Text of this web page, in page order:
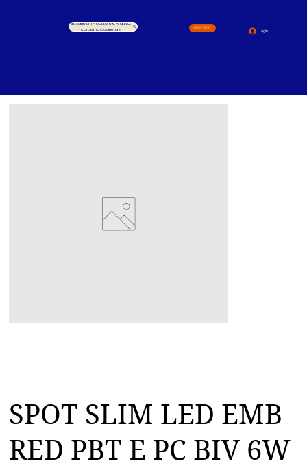
Busque um Produto, ex.: Arquivo,
cardernos, canetas
4000-1517
Login
SPOT SLIM LED EMB
RED PBT E PC BIV 6W